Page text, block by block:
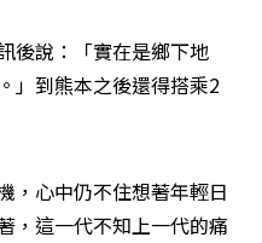
後說：「實在是鄉下地
」到熊本之後還得搭乘2
，心中仍不住想著年輕日
，這一代不知上一代的痛